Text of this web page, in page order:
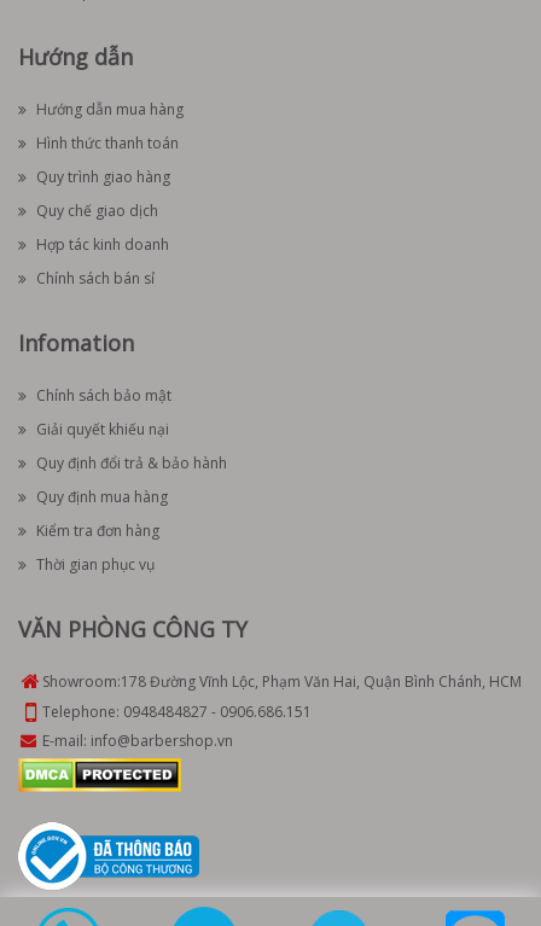
Hướng dẫn
Hướng dẫn mua hàng
Hình thức thanh toán
Quy trình giao hàng
Quy chế giao dịch
Hợp tác kinh doanh
Chính sách bán sỉ
Infomation
Chính sách bảo mật
Giải quyết khiếu nại
Quy định đổi trả & bảo hành
Quy định mua hàng
Kiểm tra đơn hàng
Thời gian phục vụ
VĂN PHÒNG CÔNG TY
Showroom:178 Đường Vĩnh Lộc, Phạm Văn Hai, Quận Bình Chánh, HCM
Telephone: 0948484827 - 0906.686.151
E-mail: info@barbershop.vn